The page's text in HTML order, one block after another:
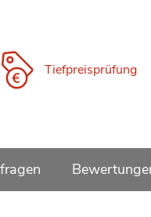
Tiefpreisprüfung